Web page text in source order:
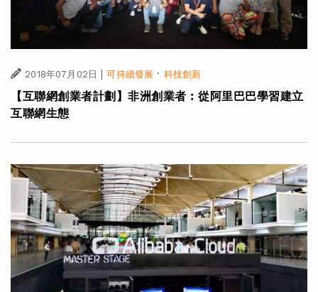
2018年07月02日 | 可持續發展 · 科技創新
【互聯網創業者計劃】非洲創業者︰從阿里巴巴學習建立
互聯網生態